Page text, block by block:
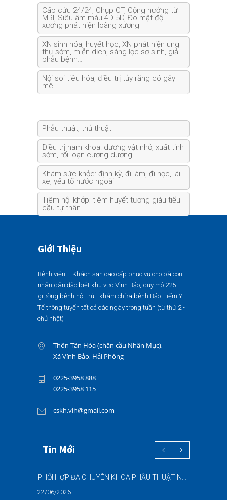
Cấp cứu 24/24, Chụp CT, Cộng hưởng từ
MRI, Siêu âm màu 4D-5D, Đo mật độ
xương phát hiện loãng xương
XN sinh hóa, huyết học, XN phát hiện ung
thư sớm, miễn dịch, sàng lọc sơ sinh, giải
phẫu bệnh…
Nội soi tiêu hóa, điều trị tủy răng có gây
mê
Phẫu thuật, thủ thuật
Điều trị nam khoa: dương vật nhỏ, xuất tinh
sớm, rối loạn cương dương…
Khám sức khỏe: định kỳ, đi làm, đi học, lái
xe, yếu tố nước ngoài
Tiêm nội khớp; tiêm huyết tương giàu tiểu
cầu tự thân
Giới Thiệu
Bệnh viện – Khách sạn cao cấp phục vụ cho bà con
nhân dân đặc biệt khu vực Vĩnh Bảo, quy mô 225
giường bệnh nội trú - khám chữa bệnh Bảo Hiểm Y
Tế thông tuyến tất cả các ngày trong tuần (từ thứ 2 -
chủ nhật)
Thôn Tân Hòa (chân cầu Nhân Mục),
Xã Vĩnh Bảo, Hải Phòng
0225-3958 888
0225-3958 115
cskh.vih@gmail.com
Tin Mới
22/06/2026